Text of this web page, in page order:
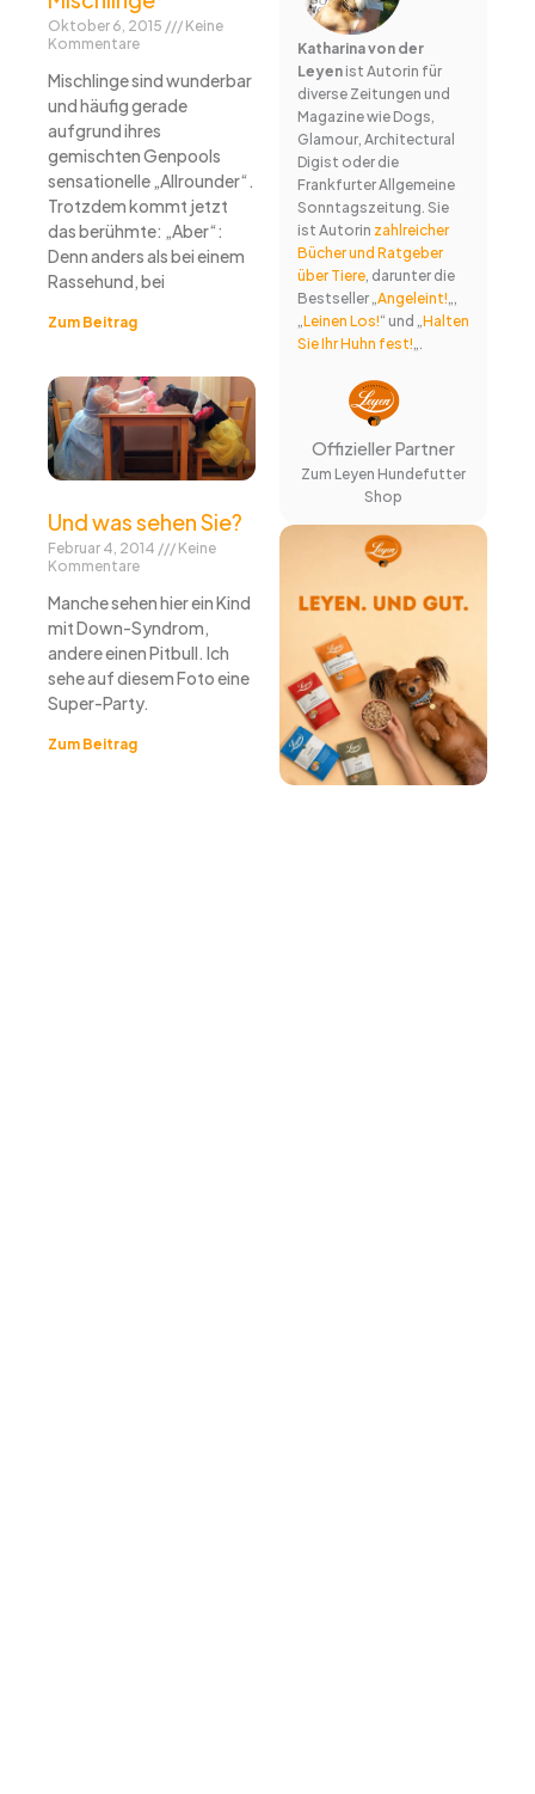
Oktober 6, 2015
Keine
Kommentare
Mischlinge sind wunderbar
und häufig gerade
aufgrund ihres
gemischten Genpools
sensationelle „Allrounder“.
Trotzdem kommt jetzt
das berühmte: „Aber“:
Denn anders als bei einem
Rassehund, bei
Zum Beitrag
Und was sehen Sie?
Februar 4, 2014
Keine
Kommentare
Manche sehen hier ein Kind
mit Down-Syndrom,
andere einen Pitbull. Ich
sehe auf diesem Foto eine
Super-Party.
Zum Beitrag
Katharina von der
Leyenist Autorin für
diverse Zeitungen und
Magazine wie Dogs,
Glamour, Architectural
Digist oder die
Frankfurter Allgemeine
Sonntagszeitung. Sie
ist Autorin zahlreicher
Bücher und Ratgeber
über Tiere, darunter die
Bestseller „Angeleint!„,
„Leinen Los!“ und „Halten
Sie Ihr Huhn fest!„.
Offizieller Partner
Zum Leyen Hundefutter
Shop